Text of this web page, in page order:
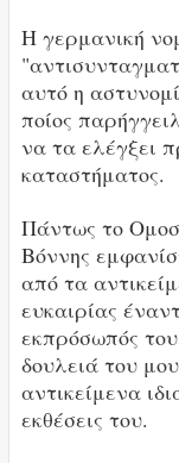
Η γερμανική
αυτό η
ποίος
να τα ελέγξει
καταστήματος.
Πάντως το
Βόννης
από τα
ευκαιρίας
εκπρόσωπός
δουλειά του
αντικείμενα
εκθέσεις του.